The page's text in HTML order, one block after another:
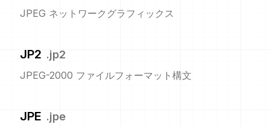
JPEG ネットワークグラフィックス
JP2 .jp2
JPEG-2000 ファイルフォーマット構文
JPE .jpe